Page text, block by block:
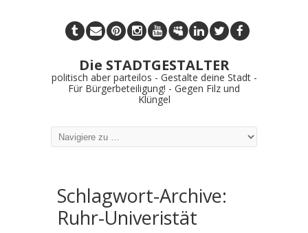
Die STADTGESTALTER
politisch aber parteilos - Gestalte deine Stadt -
Für Bürgerbeteiligung! - Gegen Filz und
Klüngel
Schlagwort-Archive:
Ruhr-Univeristät